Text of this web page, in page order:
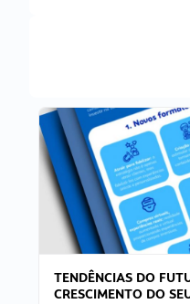
TENDÊNCIAS DO
CRESCIMENTO DO